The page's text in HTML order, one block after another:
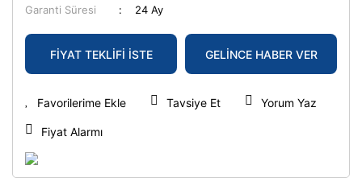
Garanti Süresi
24 Ay
FİYAT TEKLİFİ İSTE GELİNCE HABER VER
Tavsiye Et Yorum Yaz
Fiyat Alarmı